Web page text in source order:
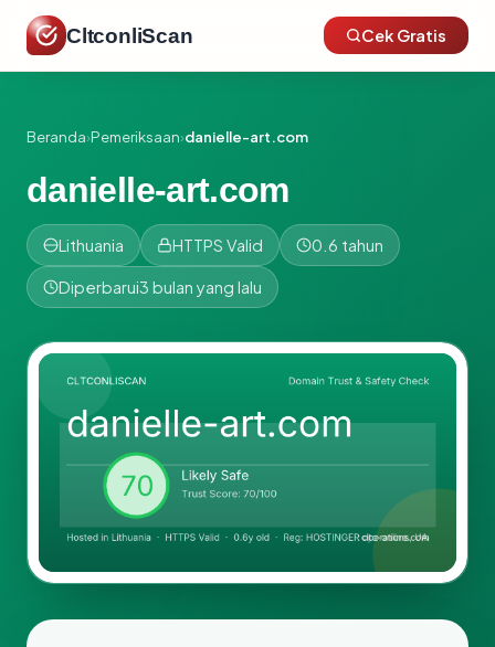
CltconliScan Cek Gratis
Beranda›Pemeriksaan›danielle-art.com
danielle-art.com
Lithuania HTTPS Valid 0.6 tahun
Diperbarui3 bulan yang lalu